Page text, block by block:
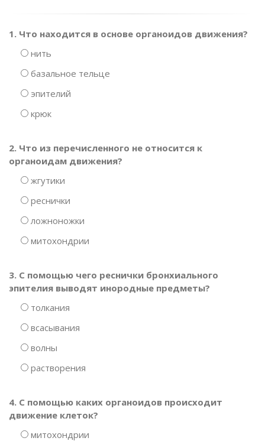
1. Что находится в основе органоидов движения?
нить
базальное тельце
эпителий
крюк
2. Что из перечисленного не относится к
органоидам движения?
жгутики
реснички
ложноножки
митохондрии
3. С помощью чего реснички бронхиального
эпителия выводят инородные предметы?
толкания
всасывания
волны
растворения
4. С помощью каких органоидов происходит
движение клеток?
митохондрии